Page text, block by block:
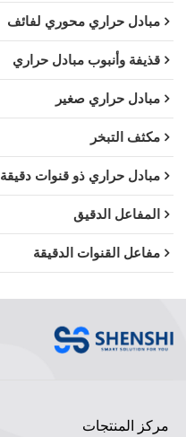
مبادل حراري محوري لفائف
قذيفة وأنبوب مبادل حراري
مبادل حراري صغير
مكثف التبخر
مبادل حراري ذو قنوات دقيقة
المفاعل الدقيق
مفاعل القنوات الدقيقة
مركز المنتجات